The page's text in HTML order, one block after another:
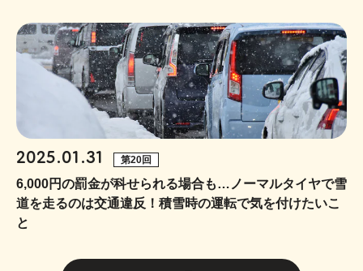
2025.01.31 第20回
6,000円の罰金が科せられる場合も…ノーマルタイヤで雪
道を走るのは交通違反！積雪時の運転で気を付けたいこ
と